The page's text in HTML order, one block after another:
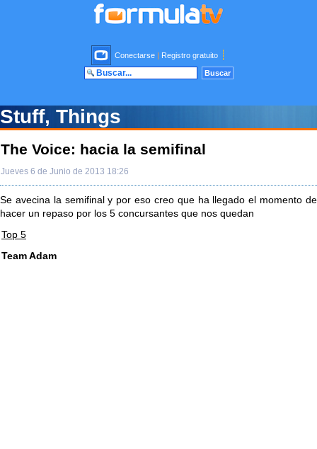
Conectarse | Registro gratuito
Stuff, Things
The Voice: hacia la semifinal
Jueves 6 de Junio de 2013 18:26
Se avecina la semifinal y por eso creo que ha llegado el momento de
hacer un repaso por los 5 concursantes que nos quedan
Top 5
Team Adam